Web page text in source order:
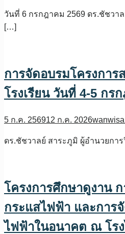
วันที่ 6 กรกฎาคม 2569 ดร.ชัชวา
[…]
การจัดอบรมโครงกา
โรงเรียน วันที่ 4-5 กร
5 ก.ค. 256912 ก.ค. 2026
ดร.ชัชวาลย์ สาระภูมิ ผู้อำนวยกา
โครงการศึกษาดูงาน
กระแสไฟฟ้า และการ
ไฟฟ้าในอนาคต ณ โร